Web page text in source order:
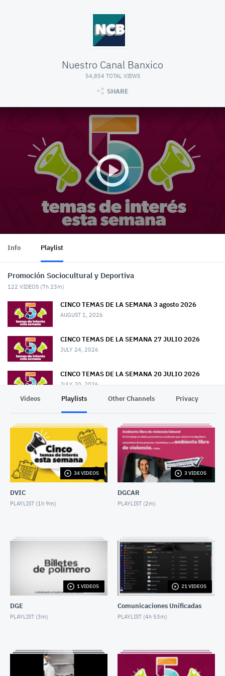
Nuestro Canal Banxico
54,854 TOTAL VIEWS
SHARE
Info Playlist
Promoción Sociocultural y Deportiva
122 VIDEOS (7h 23m)
CINCO TEMAS DE LA SEMANA 3 agosto 2026
AUGUST 1, 2026
CINCO TEMAS DE LA SEMANA 27 JULIO 2026
JULY 24, 2026
CINCO TEMAS DE LA SEMANA 20 JULIO 2026
JULY 20, 2026
CINCO TEMAS DE LA SEMANA 6 JULIO 2026
JULY 3, 2026
CINCO TEMAS DE LA SEMANA 29 junio 2026
CINCO TEMAS DE LA SEMANA 15 junio 2026
CINCO TEMAS DE LA SEMANA 8 junio 2026
JUNE 5, 2026
CINCO TEMAS DE LA SEMANA 25 MAY 2026
CINCO TEMAS DE LA SEMANA 18 mayo 2026
MAY 16, 2026
Videos Playlists Other Channels Privacy
34 VIDEOS
DVIC
PLAYLIST (1h 9m)
3 VIDEOS
DGCAR
PLAYLIST (2m)
1 VIDEOS
DGE
PLAYLIST (3m)
21 VIDEOS
Comunicaciones Unificadas
PLAYLIST (4h 53m)